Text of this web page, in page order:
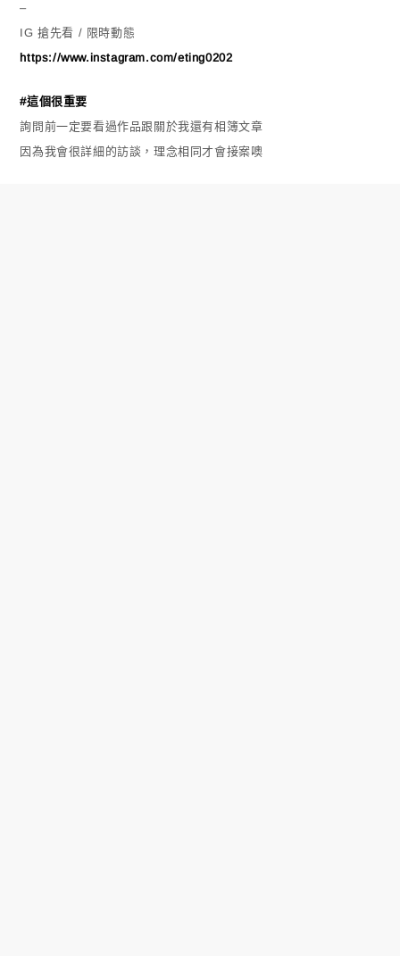
–
IG 搶先看 / 限時動態
https://www.instagram.com/eting0202
#這個很重要
詢問前一定要看過作品跟關於我還有相簿文章
因為我會很詳細的訪談，理念相同才會接案噢